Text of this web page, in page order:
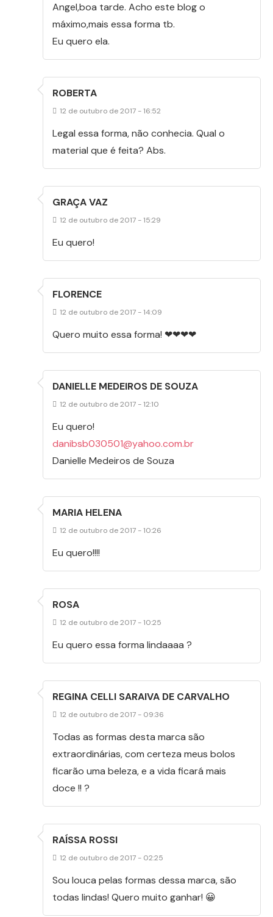
Angel,boa tarde. Acho este blog o
máximo,mais essa forma tb.
Eu quero ela.
ROBERTA
12 de outubro de 2017 - 16:52
Legal essa forma, não conhecia. Qual o
material que é feita? Abs.
GRAÇA VAZ
12 de outubro de 2017 - 15:29
Eu quero!
FLORENCE
12 de outubro de 2017 - 14:09
Quero muito essa forma! ❤❤❤❤
DANIELLE MEDEIROS DE SOUZA
12 de outubro de 2017 - 12:10
Eu quero!
danibsb030501@yahoo.com.br
Danielle Medeiros de Souza
MARIA HELENA
12 de outubro de 2017 - 10:26
Eu quero!!!!
ROSA
12 de outubro de 2017 - 10:25
Eu quero essa forma lindaaaa ?
REGINA CELLI SARAIVA DE CARVALHO
12 de outubro de 2017 - 09:36
Todas as formas desta marca são
extraordinárias, com certeza meus bolos
ficarão uma beleza, e a vida ficará mais
doce !! ?
RAÍSSA ROSSI
12 de outubro de 2017 - 02:25
Sou louca pelas formas dessa marca, são
todas lindas! Quero muito ganhar! 😀